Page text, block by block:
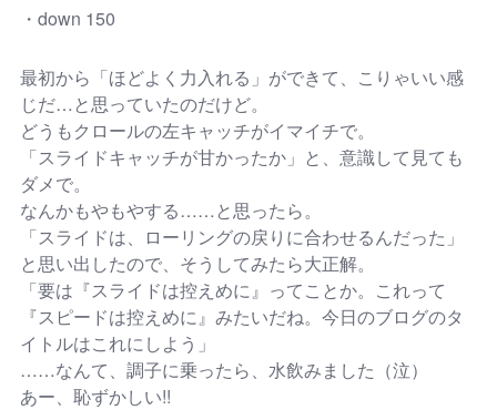
・down 150
最初から「ほどよく力入れる」ができて、こりゃいい感
じだ…と思っていたのだけど。
どうもクロールの左キャッチがイマイチで。
「スライドキャッチが甘かったか」と、意識して見ても
ダメで。
なんかもやもやする……と思ったら。
「スライドは、ローリングの戻りに合わせるんだった」
と思い出したので、そうしてみたら大正解。
「要は『スライドは控えめに』ってことか。これって
『スピードは控えめに』みたいだね。今日のブログのタ
イトルはこれにしよう」
……なんて、調子に乗ったら、水飲みました（泣）
あー、恥ずかしい!!